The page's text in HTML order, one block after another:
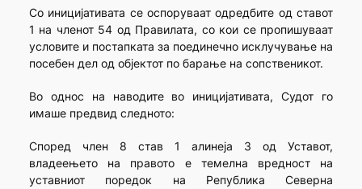
Со иницијативата се оспоруваат одредбите од ставот
1 на членот 54 од Правилата, со кои се пропишуваат
условите и постапката за поединечно исклучување на
посебен дел од објектот по барање на сопственикот.
Во однос на наводите во иницијативата, Судот го
имаше предвид следното:
Според член 8 став 1 алинеја 3 од Уставот,
владеењето на правото е темелна вредност на
уставниот поредок на Република Северна